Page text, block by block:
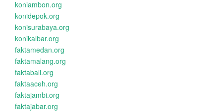
koniambon.org
konidepok.org
konisurabaya.org
konikalbar.org
faktamedan.org
faktamalang.org
faktabali.org
faktaaceh.org
faktajambi.org
faktajabar.org